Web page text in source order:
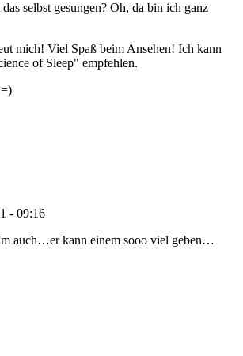
selbst gesungen? Oh, da bin ich ganz
mich! Viel Spaß beim Ansehen! Ich kann
of Sleep" empfehlen.
- 09:16
auch…er kann einem sooo viel geben…